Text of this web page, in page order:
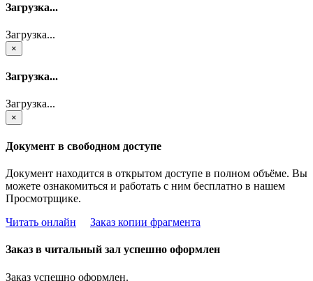
Загрузка...
Загрузка...
×
Загрузка...
Загрузка...
×
Документ в свободном доступе
Документ находится в открытом доступе в полном объёме. Вы
можете ознакомиться и работать с ним бесплатно в нашем
Просмотрщике.
Читать онлайн
Заказ копии фрагмента
Заказ в читальный зал успешно оформлен
Заказ успешно оформлен.